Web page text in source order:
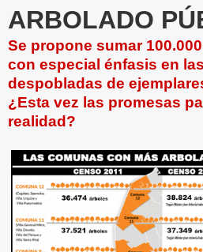
ARBOLADO
Se propone sumar
con especial énfasis en
despobladas de
¿Esta vez las promesas
realidad?